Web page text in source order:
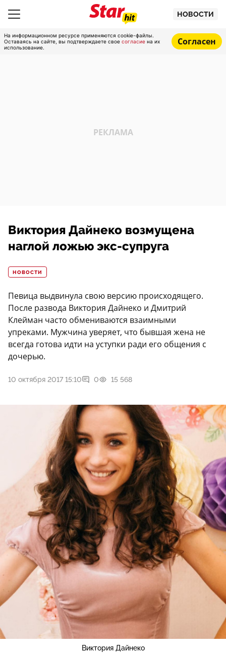
НОВОСТИ
На информационном ресурсе применяются cookie-файлы.
Оставаясь на сайте, вы подтверждаете свое согласие на их
использование.
Согласен
Виктория Дайнеко возмущена
наглой ложью экс-супруга
НОВОСТИ
Певица выдвинула свою версию происходящего.
После развода Виктория Дайнеко и Дмитрий
Клейман часто обмениваются взаимными
упреками. Мужчина уверяет, что бывшая жена не
всегда готова идти на уступки ради его общения с
дочерью.
10 октября 2017 15:10 0 15 568
Виктория Дайнеко